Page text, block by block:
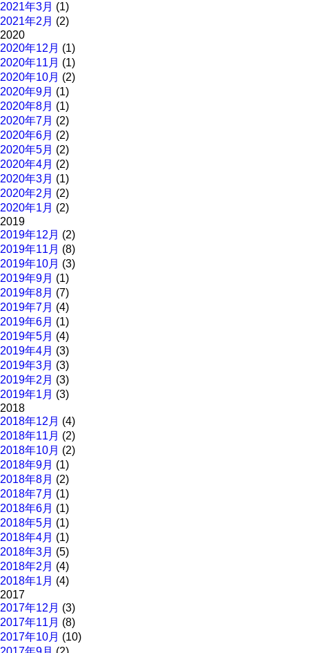
2021年3月 (1)
2021年2月 (2)
2020
2020年12月 (1)
2020年11月 (1)
2020年10月 (2)
2020年9月 (1)
2020年8月 (1)
2020年7月 (2)
2020年6月 (2)
2020年5月 (2)
2020年4月 (2)
2020年3月 (1)
2020年2月 (2)
2020年1月 (2)
2019
2019年12月 (2)
2019年11月 (8)
2019年10月 (3)
2019年9月 (1)
2019年8月 (7)
2019年7月 (4)
2019年6月 (1)
2019年5月 (4)
2019年4月 (3)
2019年3月 (3)
2019年2月 (3)
2019年1月 (3)
2018
2018年12月 (4)
2018年11月 (2)
2018年10月 (2)
2018年9月 (1)
2018年8月 (2)
2018年7月 (1)
2018年6月 (1)
2018年5月 (1)
2018年4月 (1)
2018年3月 (5)
2018年2月 (4)
2018年1月 (4)
2017
2017年12月 (3)
2017年11月 (8)
2017年10月 (10)